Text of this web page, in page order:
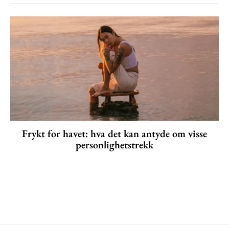
Frykt for havet: hva det kan antyde om visse
personlighetstrekk